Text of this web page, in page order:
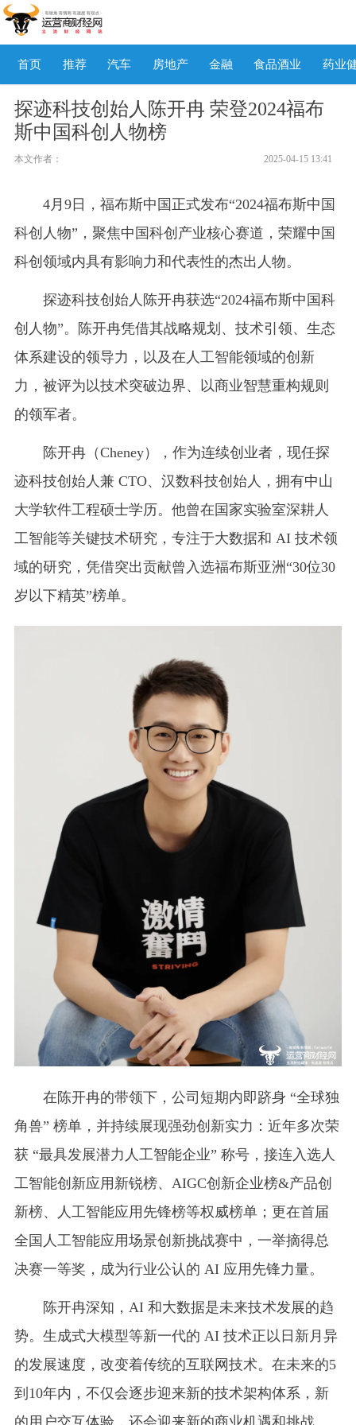
首页 推荐 汽车 房地产 金融 食品酒业 药业
探迹科技创始人陈开冉 荣登2024福布
斯中国科创人物榜
本文作者： 2025-04-15 13:41
4月9日，福布斯中国正式发布“2024福布斯中国
科创人物”，聚焦中国科创产业核心赛道，荣耀中国
科创领域内具有影响力和代表性的杰出人物。
探迹科技创始人陈开冉获选“2024福布斯中国科
创人物”。陈开冉凭借其战略规划、技术引领、生态
体系建设的领导力，以及在人工智能领域的创新
力，被评为以技术突破边界、以商业智慧重构规则
的领军者。
陈开冉（Cheney），作为连续创业者，现任探
迹科技创始人兼 CTO、汉数科技创始人，拥有中山
大学软件工程硕士学历。他曾在国家实验室深耕人
工智能等关键技术研究，专注于大数据和 AI 技术领
域的研究，凭借突出贡献曾入选福布斯亚洲“30位30
岁以下精英”榜单。
在陈开冉的带领下，公司短期内即跻身 “全球独
角兽” 榜单，并持续展现强劲创新实力：近年多次荣
获 “最具发展潜力人工智能企业” 称号，接连入选人
工智能创新应用新锐榜、AIGC创新企业榜&产品创
新榜、人工智能应用先锋榜等权威榜单；更在首届
全国人工智能应用场景创新挑战赛中，一举摘得总
决赛一等奖，成为行业公认的 AI 应用先锋力量。
陈开冉深知，AI 和大数据是未来技术发展的趋
势。生成式大模型等新一代的 AI 技术正以日新月异
的发展速度，改变着传统的互联网技术。在未来的5
到10年内，不仅会逐步迎来新的技术架构体系，新